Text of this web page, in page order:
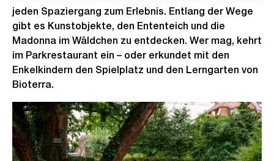
jeden Spaziergang zum Erlebnis. Entlang der Wege
gibt es Kunstobjekte, den Ententeich und die
Madonna im Wäldchen zu entdecken. Wer mag, kehrt
im Parkrestaurant ein – oder erkundet mit den
Enkelkindern den Spielplatz und den Lerngarten von
Bioterra.